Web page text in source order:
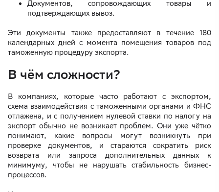
Документов, сопровождающих товары и
подтверждающих вывоз.
Эти документы также предоставляют в течение 180
календарных дней с момента помещения товаров под
таможенную процедуру экспорта.
В чём сложности?
В компаниях, которые часто работают с экспортом,
схема взаимодействия с таможенными органами и ФНС
отлажена, и с получением нулевой ставки по налогу на
экспорт обычно не возникает проблем. Они уже чётко
понимают, какие вопросы могут возникнуть при
проверке документов, и стараются сократить риск
возврата или запроса дополнительных данных к
минимуму, чтобы не нарушать стабильность бизнес-
процессов.